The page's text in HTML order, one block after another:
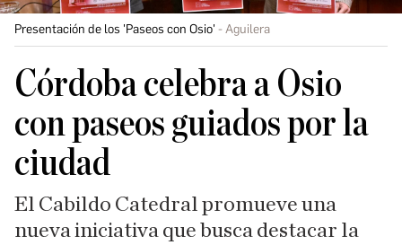
Presentación de los 'Paseos con Osio' Aguilera
Córdoba celebra a Osio
con paseos guiados por la
ciudad
El Cabildo Catedral promueve una
nueva iniciativa que busca destacar la